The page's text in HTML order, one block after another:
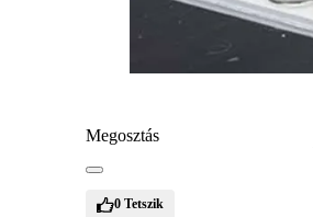
Megosztás
0 Tetszik